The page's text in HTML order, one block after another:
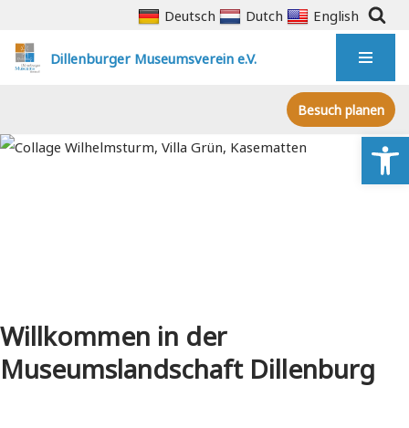
Zum
Inhalt
Deutsch Dutch
English
Dillenburger Museumsverein e.V.
Besuch planen
Willkommen in der
Museumslandschaft Dillenburg